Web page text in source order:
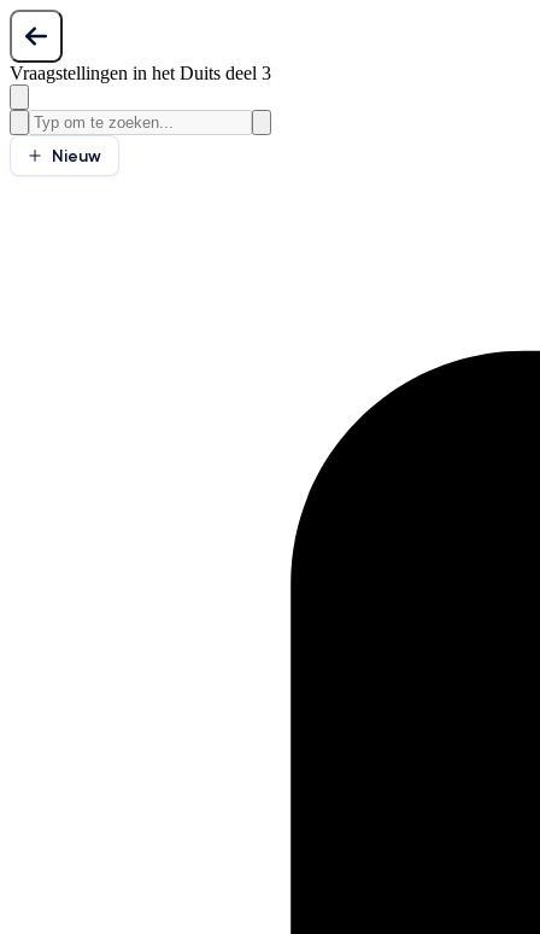
Vraagstellingen in het Duits deel 3
Nieuw